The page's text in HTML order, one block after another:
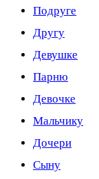
Подруге
Другу
Девушке
Парню
Девочке
Мальчику
Дочери
Сыну